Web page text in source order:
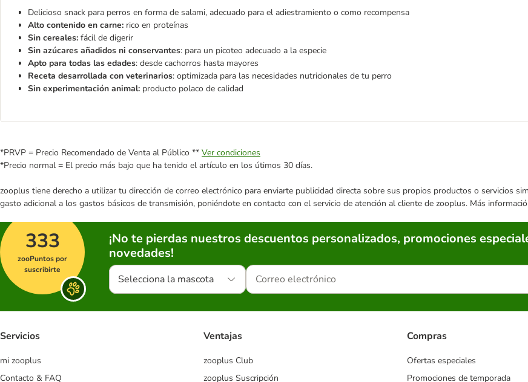
Delicioso snack para perros en forma de salami, adecuado para el adiestramiento o como recompensa
Alto contenido en carne: rico en proteínas
Sin cereales: fácil de digerir
Sin azúcares añadidos ni conservantes: para un picoteo adecuado a la especie
Apto para todas las edades: desde cachorros hasta mayores
Receta desarrollada con veterinarios: optimizada para las necesidades nutricionales de tu perro
Sin experimentación animal: producto polaco de calidad
*PRVP = Precio Recomendado de Venta al Público ** Ver condiciones
*Precio normal = El precio más bajo que ha tenido el artículo en los útimos 30 días.
zooplus tiene derecho a utilizar tu dirección de correo electrónico para enviarte publicidad directa sobre sus propios productos o servicios
gasto adicional a los gastos básicos de transmisión, poniéndote en contacto con el servicio de atención al cliente de zooplus. Más
333
zooPuntos por
suscribirte
¡No te pierdas nuestros descuentos personalizados, promociones
novedades!
Selecciona la mascota
Servicios
mi zooplus
Contacto & FAQ
Ventajas
zooplus Club
zooplus Suscripción
Compras
Ofertas especiales
Promociones de temporada